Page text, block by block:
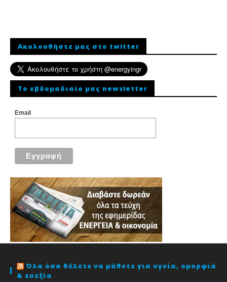
Ακολουθήστε μας στο twitter
To εβδομαδιαίο μας newsletter
Email
Όλα όσα θέλετε να μάθετε για υγεία, ομορφιά
& ευεξία